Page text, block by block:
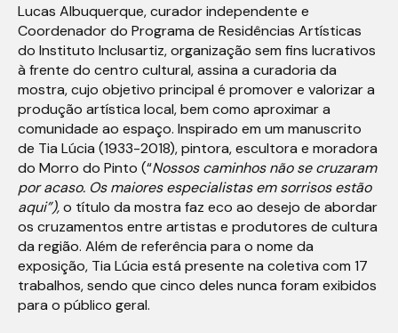
Lucas Albuquerque, curador independente e
Coordenador do Programa de Residências Artísticas
do Instituto Inclusartiz, organização sem fins lucrativos
à frente do centro cultural, assina a curadoria da
mostra, cujo objetivo principal é promover e valorizar a
produção artística local, bem como aproximar a
comunidade ao espaço. Inspirado em um manuscrito
de Tia Lúcia (1933-2018), pintora, escultora e moradora
do Morro do Pinto (“Nossos caminhos não se cruzaram
por acaso. Os maiores especialistas em sorrisos estão
aqui”),o título da mostra faz eco ao desejo de abordar
os cruzamentos entre artistas e produtores de cultura
da região. Além de referência para o nome da
exposição, Tia Lúcia está presente na coletiva com 17
trabalhos, sendo que cinco deles nunca foram exibidos
para o público geral.